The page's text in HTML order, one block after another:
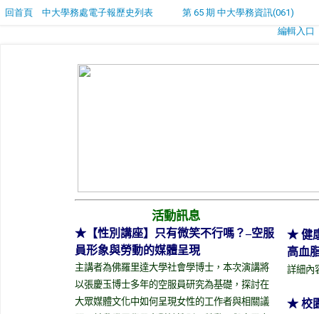
回首頁 中大學務處電子報歷史列表
第 65 期 中大學務資訊(061)
編輯入口